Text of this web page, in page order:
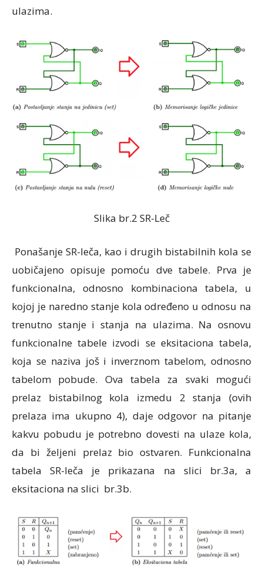
ulazima.
Slika br.2 SR-Leč
Ponašanje SR-leča, kao i drugih bistabilnih kola se
uobičajeno opisuje pomoću dve tabele. Prva je
funkcionalna, odnosno kombinaciona tabela, u
kojoj je naredno stanje kola određeno u odnosu na
trenutno stanje i stanja na ulazima. Na osnovu
funkcionalne tabele izvodi se eksitaciona tabela,
koja se naziva još i inverznom tabelom, odnosno
tabelom pobude. Ova tabela za svaki mogući
prelaz bistabilnog kola izmedu 2 stanja (ovih
prelaza ima ukupno 4), daje odgovor na pitanje
kakvu pobudu je potrebno dovesti na ulaze kola,
da bi željeni prelaz bio ostvaren. Funkcionalna
tabela SR-leča je prikazana na slici br.3a, a
eksitaciona na slici br.3b.